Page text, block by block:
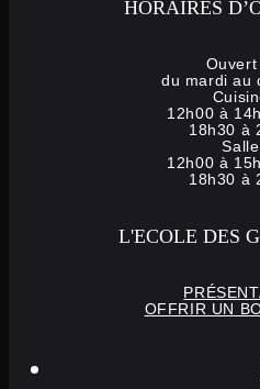
HORAIRES
Ouvert
du mardi au
12h00 à
18h30 à
12h00 à
18h30 à
L'ECOLE DES
OFFRIR UN